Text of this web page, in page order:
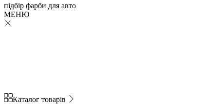
підбір фарби для авто
МЕНЮ
Каталог товарів